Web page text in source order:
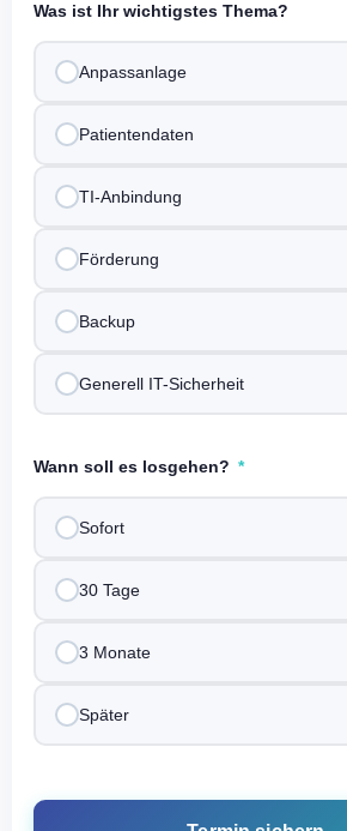
Was ist Ihr wichtigstes Thema?
Anpassanlage
Patientendaten
TI-Anbindung
Förderung
Backup
Generell IT-Sicherheit
Wann soll es losgehen?
Sofort
30 Tage
3 Monate
Später